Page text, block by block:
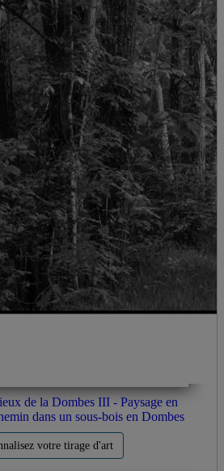
de la Dombes III - Paysage en
dans un sous-bois en Dombes
votre tirage d'art